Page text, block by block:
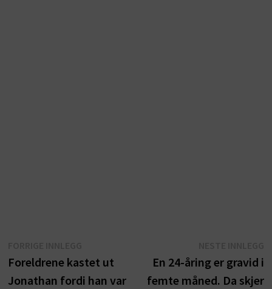
innlegg:
Foreldrene kastet ut
Jonathan fordi han var
En 24-åring er gravid i
femte måned. Da skjer